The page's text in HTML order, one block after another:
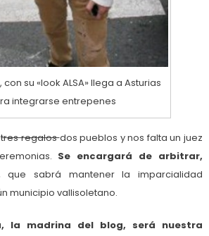
su «look ALSA» llega a Asturias
integrarse entrepenes
tres regalosdos pueblos y nos falta un juez
Se encargará de arbitrar,
que sabrá mantener la imparcialidad
municipio vallisoletano.
la madrina del blog, será nuestra